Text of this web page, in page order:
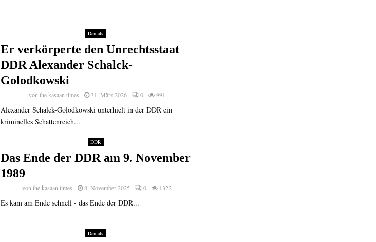
Damals
Er verkörperte den Unrechtsstaat
DDR Alexander Schalck-
Golodkowski
von the kasaan times 31. März 2026 0 991
Alexander Schalck-Golodkowski unterhielt in der DDR ein
kriminelles Schattenreich...
DDR
Das Ende der DDR am 9. November
1989
vonthe kasaan times 8. November 2025 0 1322
Es kam am Ende schnell - das Ende der DDR...
Damals